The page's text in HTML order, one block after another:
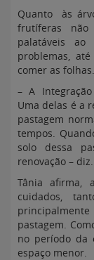
Quanto às
frutíferas
palatáveis
problemas,
comer as folhas.
– A
Uma delas é a
pastagem
tempos.
solo dessa
renovação – diz.
Tânia afirma,
cuidados,
pastagem.
no período da
espaço menor.